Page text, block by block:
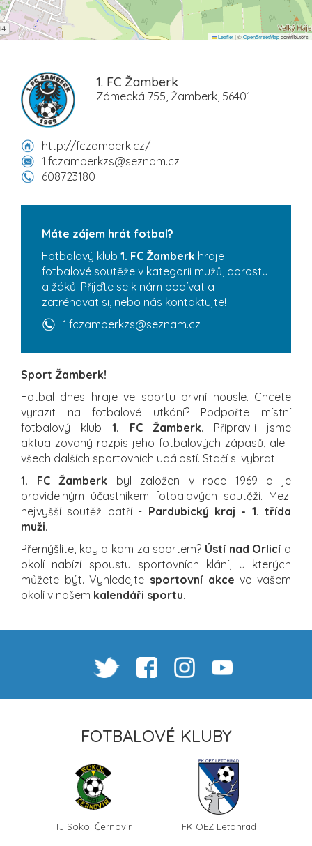
Leaflet|©OpenStreetMapcontributors
1. FC Žamberk
Zámecká 755, Žamberk, 56401
http://fczamberk.cz/
1.fczamberkzs@seznam.cz
608723180
Máte zájem hrát fotbal?
Fotbalový klub 1. FC Žamberk hraje
fotbalové soutěže v kategorii mužů, dorostu
a žáků. Přijďte se k nám podívat a
zatrénovat si, nebo nás kontaktujte!
1.fczamberkzs@seznam.cz
Sport Žamberk!
Fotbal dnes hraje ve sportu první housle. Chcete
vyrazit na fotbalové utkání? Podpořte místní
fotbalový klub 1. FC Žamberk. Připravili jsme
aktualizovaný rozpis jeho fotbalových zápasů, ale i
všech dalších sportovních událostí. Stačí si vybrat.
1. FC Žamberk byl založen v roce 1969 a je
pravidelným účastníkem fotbalových soutěží. Mezi
nejvyšší soutěž patří - Pardubický kraj - 1. třída
muži.
Přemýšlíte, kdy a kam za sportem? Ústí nad Orlicía
okolí nabízí spoustu sportovních klání, u kterých
můžete být. Vyhledejte sportovní akce ve vašem
okolí v našem kalendáři sportu.
FOTBALOVÉ KLUBY
TJ Sokol Černovír FK OEZ Letohrad